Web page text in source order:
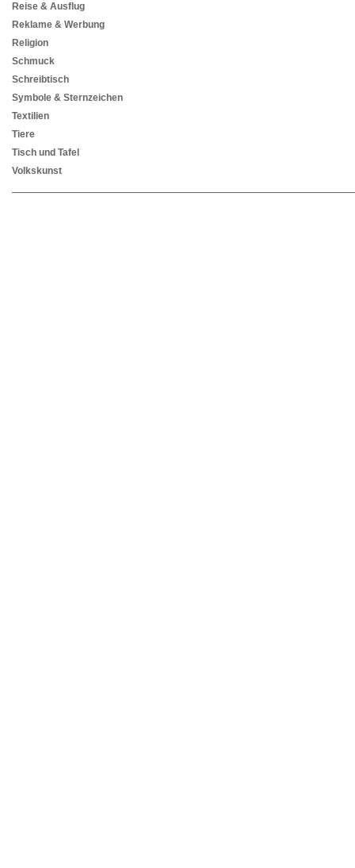
Reise & Ausflug
Reklame & Werbung
Religion
Schmuck
Schreibtisch
Symbole & Sternzeichen
Textilien
Tiere
Tisch und Tafel
Volkskunst